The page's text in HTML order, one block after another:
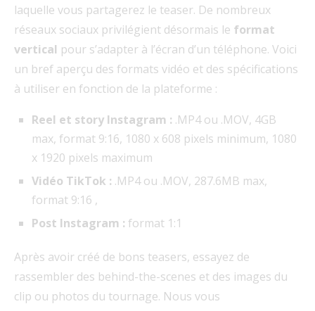
laquelle vous partagerez le teaser. De nombreux
réseaux sociaux privilégient désormais le format
vertical pour s’adapter à l’écran d’un téléphone. Voici
un bref aperçu des formats vidéo et des spécifications
à utiliser en fonction de la plateforme :
Reel et story Instagram : .MP4 ou .MOV, 4GB
max, format 9:16, 1080 x 608 pixels minimum, 1080
x 1920 pixels maximum
Vidéo TikTok : .MP4 ou .MOV, 287.6MB max,
format 9:16 ,
Post Instagram : format 1:1
Après avoir créé de bons teasers, essayez de
rassembler des behind-the-scenes et des images du
clip ou photos du tournage. Nous vous